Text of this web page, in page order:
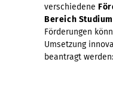
verschiedene
Bereich
Förderungen
Umsetzung
beantragt werden: